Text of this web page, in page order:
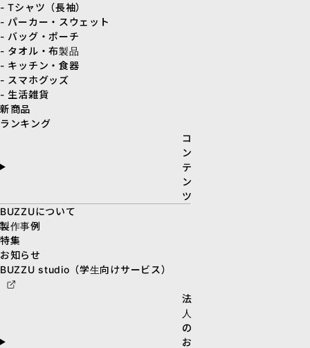
- Tシャツ（長袖）
- パーカー・スウェット
- バッグ・ポーチ
- タオル・布製品
- キッチン・食器
- スマホグッズ
- 生活雑貨
新商品
ランキング
コ
ン
テ
ン
ツ
BUZZUについて
製作事例
特集
お知らせ
BUZZU studio（学生向けサービス）
法
人
の
お